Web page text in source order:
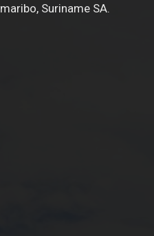
Suriname SA.